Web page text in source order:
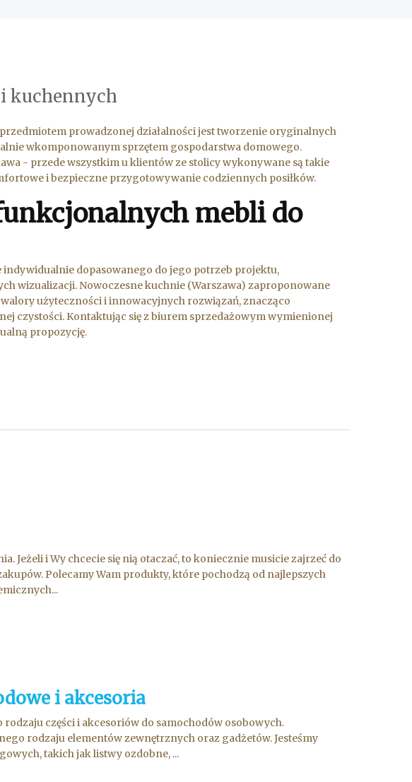
kuchennych
prowadzonej działalności jest tworzenie oryginalnych
wkomponowanym sprzętem gospodarstwa domowego.
- przede wszystkim u klientów ze stolicy wykonywane są takie
i bezpieczne przygotowywanie codziennych posiłków.
mebli do
dopasowanego do jego potrzeb projektu,
wizualizacji. Nowoczesne kuchnie (Warszawa) zaproponowane
użyteczności i innowacyjnych rozwiązań, znacząco
czystości. Kontaktując się z biurem sprzedażowym wymienionej
propozycję.
Jeżeli i Wy chcecie się nią otaczać, to koniecznie musicie zajrzeć do
Polecamy Wam produkty, które pochodzą od najlepszych
i akcesoria
części i akcesoriów do samochodów osobowych.
rodzaju elementów zewnętrznych oraz gadżetów. Jesteśmy
takich jak listwy ozdobne, ...